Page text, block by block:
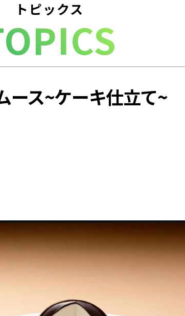
トピックス
ース~ケーキ仕立て~